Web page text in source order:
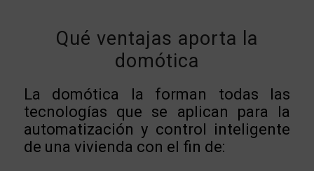
Qué ventajas aporta la
domótica
La domótica la forman todas las
tecnologías que se aplican para la
automatización y control inteligente
de una vivienda con el fin de: